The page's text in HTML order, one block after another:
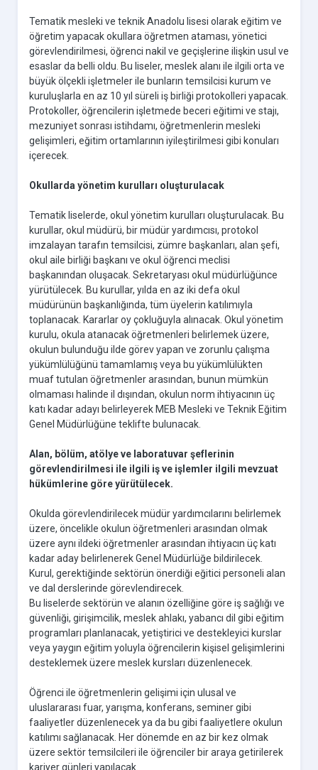
Tematik mesleki ve teknik Anadolu lisesi olarak eğitim ve
öğretim yapacak okullara öğretmen ataması, yönetici
görevlendirilmesi, öğrenci nakil ve geçişlerine ilişkin usul ve
esaslar da belli oldu. Bu liseler, meslek alanı ile ilgili orta ve
büyük ölçekli işletmeler ile bunların temsilcisi kurum ve
kuruluşlarla en az 10 yıl süreli iş birliği protokolleri yapacak.
Protokoller, öğrencilerin işletmede beceri eğitimi ve stajı,
mezuniyet sonrası istihdamı, öğretmenlerin mesleki
gelişimleri, eğitim ortamlarının iyileştirilmesi gibi konuları
içerecek.
Okullarda yönetim kurulları oluşturulacak
Tematik liselerde, okul yönetim kurulları oluşturulacak. Bu
kurullar, okul müdürü, bir müdür yardımcısı, protokol
imzalayan tarafın temsilcisi, zümre başkanları, alan şefi,
okul aile birliği başkanı ve okul öğrenci meclisi
başkanından oluşacak. Sekretaryası okul müdürlüğünce
yürütülecek. Bu kurullar, yılda en az iki defa okul
müdürünün başkanlığında, tüm üyelerin katılımıyla
toplanacak. Kararlar oy çokluğuyla alınacak. Okul yönetim
kurulu, okula atanacak öğretmenleri belirlemek üzere,
okulun bulunduğu ilde görev yapan ve zorunlu çalışma
yükümlülüğünü tamamlamış veya bu yükümlülükten
muaf tutulan öğretmenler arasından, bunun mümkün
olmaması halinde il dışından, okulun norm ihtiyacının üç
katı kadar adayı belirleyerek MEB Mesleki ve Teknik Eğitim
Genel Müdürlüğüne teklifte bulunacak.
Alan, bölüm, atölye ve laboratuvar şeflerinin
görevlendirilmesi ile ilgili iş ve işlemler ilgili mevzuat
hükümlerine göre yürütülecek.
Okulda görevlendirilecek müdür yardımcılarını belirlemek
üzere, öncelikle okulun öğretmenleri arasından olmak
üzere aynı ildeki öğretmenler arasından ihtiyacın üç katı
kadar aday belirlenerek Genel Müdürlüğe bildirilecek.
Kurul, gerektiğinde sektörün önerdiği eğitici personeli alan
ve dal derslerinde görevlendirecek.
Bu liselerde sektörün ve alanın özelliğine göre iş sağlığı ve
güvenliği, girişimcilik, meslek ahlakı, yabancı dil gibi eğitim
programları planlanacak, yetiştirici ve destekleyici kurslar
veya yaygın eğitim yoluyla öğrencilerin kişisel gelişimlerini
desteklemek üzere meslek kursları düzenlenecek.
Öğrenci ile öğretmenlerin gelişimi için ulusal ve
uluslararası fuar, yarışma, konferans, seminer gibi
faaliyetler düzenlenecek ya da bu gibi faaliyetlere okulun
katılımı sağlanacak. Her dönemde en az bir kez olmak
üzere sektör temsilcileri ile öğrenciler bir araya getirilerek
kariyer günleri yapılacak.